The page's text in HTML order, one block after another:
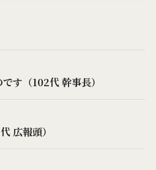
す（102代 幹事長）
広報頭）